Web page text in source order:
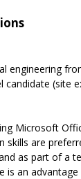
engineering
candidate (site
Microsoft
skills are
as part of a
is an advantage